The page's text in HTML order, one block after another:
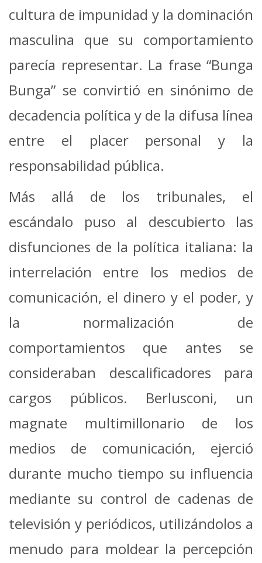
cultura de impunidad y la dominación
masculina que su comportamiento
parecía representar. La frase “Bunga
Bunga” se convirtió en sinónimo de
decadencia política y de la difusa línea
entre el placer personal y la
responsabilidad pública.
Más allá de los tribunales, el
escándalo puso al descubierto las
disfunciones de la política italiana: la
interrelación entre los medios de
comunicación, el dinero y el poder, y
la normalización de
comportamientos que antes se
consideraban descalificadores para
cargos públicos. Berlusconi, un
magnate multimillonario de los
medios de comunicación, ejerció
durante mucho tiempo su influencia
mediante su control de cadenas de
televisión y periódicos, utilizándolos a
menudo para moldear la percepción